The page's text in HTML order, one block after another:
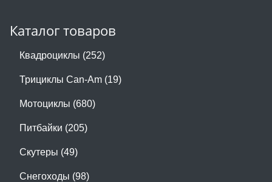
Каталог товаров
Квадроциклы (252)
Трициклы Can-Am (19)
Мотоциклы (680)
Питбайки (205)
Скутеры (49)
Снегоходы (98)